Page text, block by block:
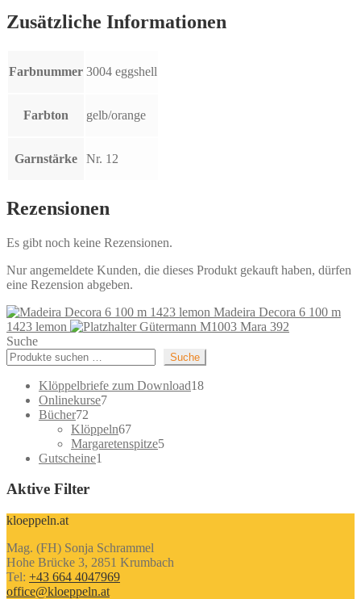
Zusätzliche Informationen
Farbnummer 3004 eggshell
Farbton gelb/orange
Garnstärke Nr. 12
Rezensionen
Es gibt noch keine Rezensionen.
Nur angemeldete Kunden, die dieses Produkt gekauft haben, dürfen
eine Rezension abgeben.
Madeira Decora 6 100 m
1423 lemon
Gütermann M1003 Mara 392
Suche
Suche
Klöppelbriefe zum Download1818
Onlinekurse77
Bücher72
Produkte
Klöppeln6767
Produkte
Margaretenspitze55
Gutscheine1
Aktive Filter
kloeppeln.at
Mag. (FH) Sonja Schrammel
Hohe Brücke 3, 2851 Krumbach
Tel: +43 664 4047969
office@kloeppeln.at